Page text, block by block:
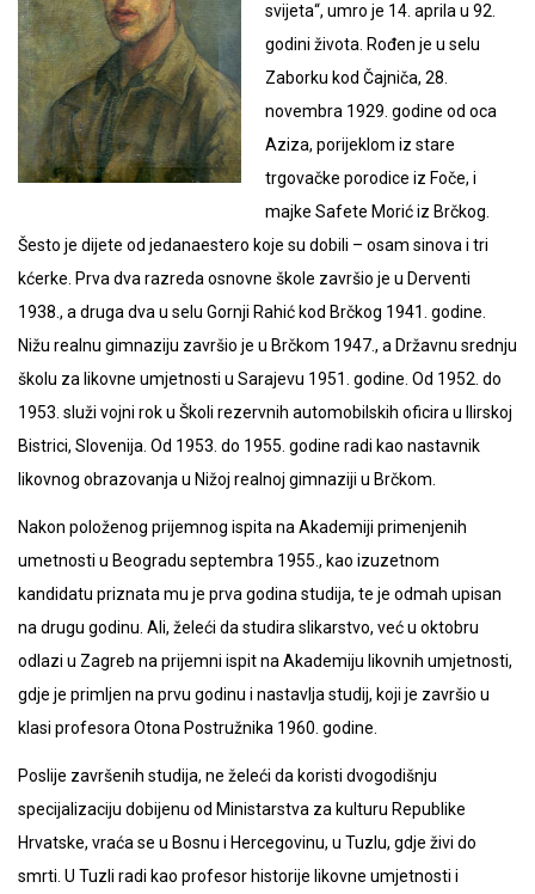
svijeta“, umro je 14. aprila u 92.
godini života. Rođen je u selu
Zaborku kod Čajniča, 28.
novembra 1929. godine od oca
Aziza, porijeklom iz stare
trgovačke porodice iz Foče, i
majke Safete Morić iz Brčkog.
Šesto je dijete od jedanaestero koje su dobili – osam sinova i tri
kćerke. Prva dva razreda osnovne škole završio je u Derventi
1938., a druga dva u selu Gornji Rahić kod Brčkog 1941. godine.
Nižu realnu gimnaziju završio je u Brčkom 1947., a Državnu srednju
školu za likovne umjetnosti u Sarajevu 1951. godine. Od 1952. do
1953. služi vojni rok u Školi rezervnih automobilskih oficira u Ilirskoj
Bistrici, Slovenija. Od 1953. do 1955. godine radi kao nastavnik
likovnog obrazovanja u Nižoj realnoj gimnaziji u Brčkom.
Nakon položenog prijemnog ispita na Akademiji primenjenih
umetnosti u Beogradu septembra 1955., kao izuzetnom
kandidatu priznata mu je prva godina studija, te je odmah upisan
na drugu godinu. Ali, želeći da studira slikarstvo, već u oktobru
odlazi u Zagreb na prijemni ispit na Akademiju likovnih umjetnosti,
gdje je primljen na prvu godinu i nastavlja studij, koji je završio u
klasi profesora Otona Postružnika 1960. godine.
Poslije završenih studija, ne želeći da koristi dvogodišnju
specijalizaciju dobijenu od Ministarstva za kulturu Republike
Hrvatske, vraća se u Bosnu i Hercegovinu, u Tuzlu, gdje živi do
smrti. U Tuzli radi kao profesor historije likovne umjetnosti i